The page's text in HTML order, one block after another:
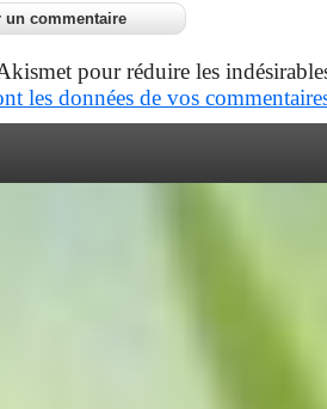
pour réduire les
les données de vos